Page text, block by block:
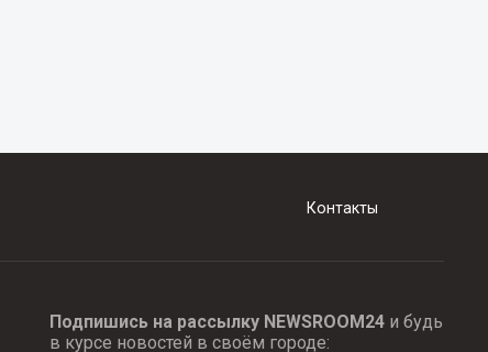
Контакты
Подпишись на рассылку NEWSROOM24и будь
в курсе новостей в своём городе: